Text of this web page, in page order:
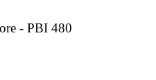
- PBI 480